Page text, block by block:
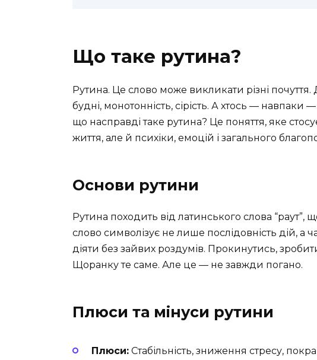
Що таке рутина?
Рутина. Це слово може викликати різні почуття.
будні, монотонність, сірість. А хтось — навпаки
що насправді таке рутина? Це поняття, яке
життя, але й психіки, емоцій і загального
Основи рутини
Рутина походить від латинського слова “раут”,
слово символізує не лише послідовність дій, а
діяти без зайвих роздумів. Прокинутись,
Щоранку те саме. Але це — не завжди погано.
Плюси та мінуси рутини
Плюси: Стабільність, зниження стресу,